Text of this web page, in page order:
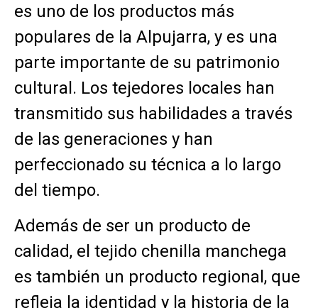
es uno de los productos más
populares de la Alpujarra, y es una
parte importante de su patrimonio
cultural. Los tejedores locales han
transmitido sus habilidades a través
de las generaciones y han
perfeccionado su técnica a lo largo
del tiempo.
Además de ser un producto de
calidad, el tejido chenilla manchega
es también un producto regional, que
refleja la identidad y la historia de la